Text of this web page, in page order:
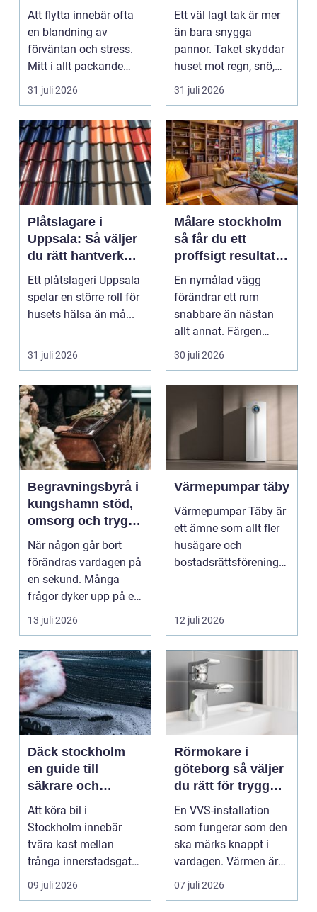
Att flytta innebär ofta
en blandning av
förväntan och stress.
Mitt i allt packande
och planerande dy...
31 juli 2026
värmländskt klimat
Ett väl lagt tak är mer
än bara snygga
pannor. Taket skyddar
huset mot regn, snö,
blåst och stark vå...
31 juli 2026
Plåtslagare i
Uppsala: Så väljer
du rätt hantverkare
för tak och fasad
Ett plåtslageri Uppsala
spelar en större roll för
husets hälsa än må...
31 juli 2026
Målare stockholm
så får du ett
proffsigt resultat
hemma
En nymålad vägg
förändrar ett rum
snabbare än nästan
allt annat. Färgen
påverkar hur vi
upplever lju...
30 juli 2026
Begravningsbyrå i
kungshamn stöd,
omsorg och trygg
vägledning
När någon går bort
förändras vardagen på
en sekund. Många
frågor dyker upp på en
gång: Vad händer nu...
13 juli 2026
Värmepumpar täby
Värmepumpar Täby är
ett ämne som allt fler
husägare och
bostadsrättsföreningar
12 juli 2026
Däck stockholm
en guide till
säkrare och
smartare däckval i
storstan
Att köra bil i
Stockholm innebär
tvära kast mellan
trånga innerstadsgator,
motorvägspendling
och ibl...
09 juli 2026
Rörmokare i
göteborg så väljer
du rätt för trygg
vvs i vardagen
En VVS-installation
som fungerar som den
ska märks knappt i
vardagen. Värmen är
behaglig, vattnet hå...
07 juli 2026